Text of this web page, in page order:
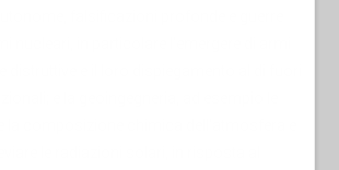
falsificazioni profonde e guerre
nucleari, in particolare l'emergere di armi
distruttive e il loro dispiegamento al di fuori
e la geoingegneria, ad esempio le
la composizione chimica dell'atmosfera e
le radiazioni solari, in risposta al